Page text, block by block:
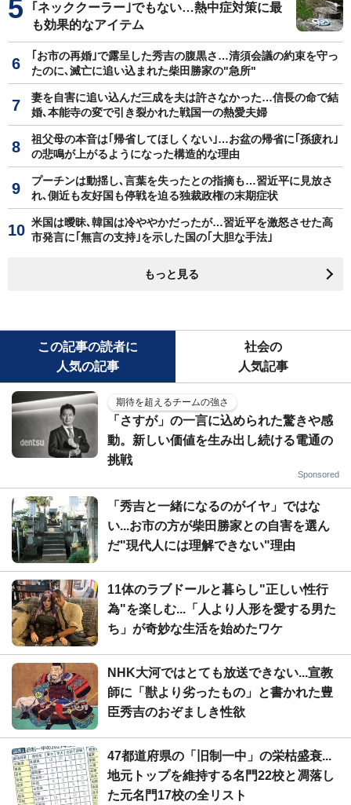
｢ネッククーラー｣でもない…熱中症対策に最
も効果的なアイテム
｢お市の再婚｣で露呈した秀吉の腹黒さ…清須会議の約束を守っ
たのに､滅亡に追い込まれた柴田勝家の"急所"
妻を自害に追い込んだ三成を夫は許さなかった…信長の命で結
婚､本能寺の変で引き裂かれた戦国一の熱愛夫婦
祖父母の本音は｢帰省してほしくない｣…お盆の帰省に｢孫疲れ｣
の悲鳴が上がるようになった構造的な理由
プーチンは動揺し､言葉を失ったとの指摘も…習近平に見放さ
れ､側近も友好国も停戦を迫る独裁政権の末期症状
米国は曖昧､韓国は冷ややかだったが…習近平を激怒させた高
市発言に｢無言の支持｣を示した国の｢大胆な手法｣
もっと見る
この記事の読者に
人気の記事
社会の
人気記事
期待を超えるチームの強さ
「さすが」の一言に込められた驚きや感
動。新しい価値を生み出し続ける電通の
挑戦
Sponsored
「秀吉と一緒になるのがイヤ」ではな
い...お市の方が柴田勝家との自害を選ん
だ"現代人には理解できない"理由
11体のラブドールと暮らし"正しい性行
為"を楽しむ...「人より人形を愛する男た
ち」が奇妙な生活を始めたワケ
NHK大河ではとても放送できない...宣教
師に「獣より劣ったもの」と書かれた豊
臣秀吉のおぞましき性欲
47都道府県の「旧制一中」の栄枯盛衰...
地元トップを維持する名門22校と凋落し
た元名門17校の全リスト